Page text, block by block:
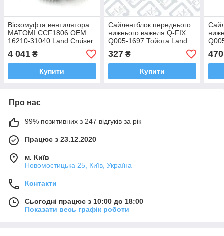
Віскомуфта вентилятора
MATOMI CCF1806 OEM
16210-31040 Land Cruiser
Prado 150, FJ Cruiser
4 041 ₴
Купити
Сайлентблок переднього
нижнього важеля Q-FIX
Q005-1697 Тойота Land
Cruiser Prado, 4-Runner,
FJ Cruiser, Lexus GX 2006-
н.ч. OEM
327₴
Купити
FJ
н.ч.
470
Про нас
99% позитивних з 247 відгуків за рік
Працює з 23.12.2020
м. Київ
Новомостицька 25, Київ, Україна
Контакти
Сьогодні працює з 10:00 до 18:00
Показати весь графік роботи